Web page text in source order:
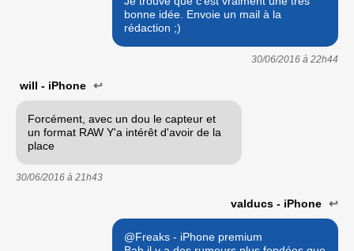
bonne idée. Envoie un mail à la
rédaction ;)
30/06/2016 à 22h44
will - iPhone ↩
Forcément, avec un dou le capteur et
un format RAW Y'a intérêt d'avoir de la
place
30/06/2016 à 21h43
valducs - iPhone ↩
@Freaks - iPhone premium